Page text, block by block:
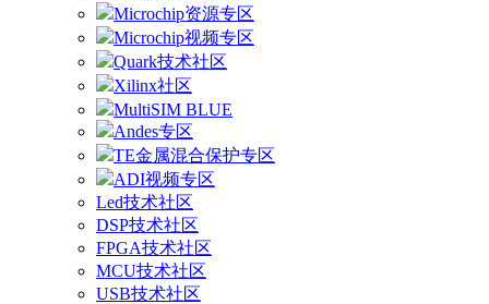
Microchip资源专区
Microchip视频专区
Quark技术社区
Xilinx社区
MultiSIM BLUE
Andes专区
TE金属混合保护专区
ADI视频专区
Led技术社区
DSP技术社区
FPGA技术社区
MCU技术社区
USB技术社区